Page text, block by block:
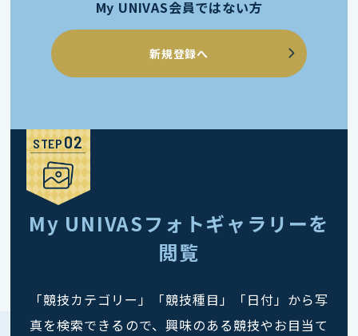
My UNIVAS会員ではない方
新規登録へ
STEP
My UNIVASフォトギャラリーを
閲覧
「競技カテゴリー」「競技種目」「日付」から写
真を検索できるので、興味のある競技やお目当て